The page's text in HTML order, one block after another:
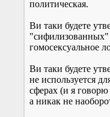
политическая.
Ви таки будете
"сифилизованных"
гомосексуальное
Ви таки будете
не используется
сферах (и я
а никак не